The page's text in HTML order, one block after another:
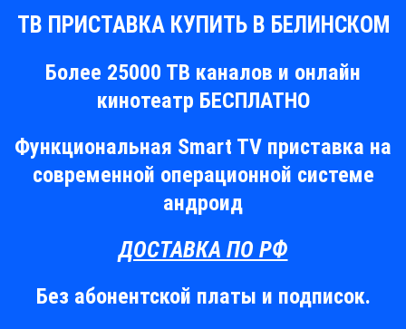
ТВ ПРИСТАВКА КУПИТЬ В БЕЛИНСКОМ
Более 25000 ТВ каналов и онлайн
кинотеатр БЕСПЛАТНО
Функциональная Smart TV приставка на
современной операционной системе
андроид
ДОСТАВКА ПО РФ
Без абонентской платы и подписок.